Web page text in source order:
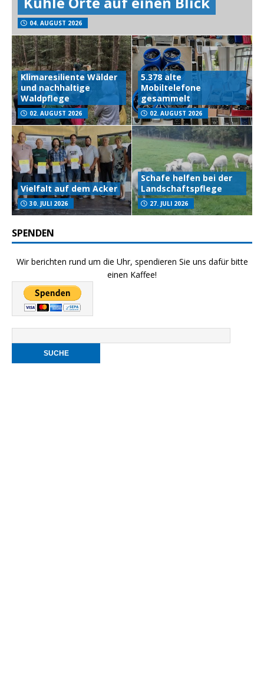
04. AUGUST 2026
Klimaresiliente Wälder
und nachhaltige
Waldpflege
02. AUGUST 2026
5.378 alte
Mobiltelefone
gesammelt
02. AUGUST 2026
Vielfalt auf dem Acker
30. JULI 2026
Schafe helfen bei der
Landschaftspflege
27. JULI 2026
SPENDEN
Wir berichten rund um die Uhr, spendieren Sie uns dafür bitte
einen Kaffee!